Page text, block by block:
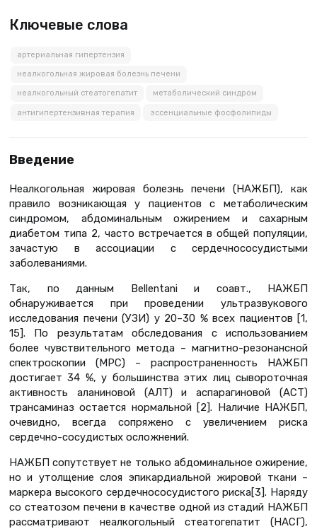
Ключевые слова
артериальная гипертензия
неалкогольная жировая болезнь печени
неалкогольный стеатогепатит метаболический синдром
антигипертензивная терапия эссенциальные фосфолипиды
Введение
Неалкогольная жировая болезнь печени (НАЖБП), как
правило возникающая у пациентов с метаболическим
синдромом, абдоминальным ожирением и сахарным
диабетом типа 2, часто встречается в общей популяции,
зачастую в ассоциации с сердечнососудистыми
заболеваниями.
Так, по данным Bellentani и соавт., НАЖБП
обнаруживается при проведении ультразвукового
исследования печени (УЗИ) у 20–30 % всех пациентов [1,
15]. По результатам обследования с использованием
более чувствительного метода – магнитно-резонансной
спектроскопии (МРС) – распространенность НАЖБП
достигает 34 %, у большинства этих лиц сывороточная
активность аланиновой (АЛТ) и аспарагиновой (АСТ)
трансаминаз остается нормальной [2]. Наличие НАЖБП,
очевидно, всегда сопряжено с увеличением риска
сердечно-сосудистых осложнений.
НАЖБП сопутствует не только абдоминальное ожирение,
но и утолщение слоя эпикардиальной жировой ткани –
маркера высокого сердечнососудистого риска[3]. Наряду
со стеатозом печени в качестве одной из стадий НАЖБП
рассматривают неалкогольный стеатогепатит (НАСГ),